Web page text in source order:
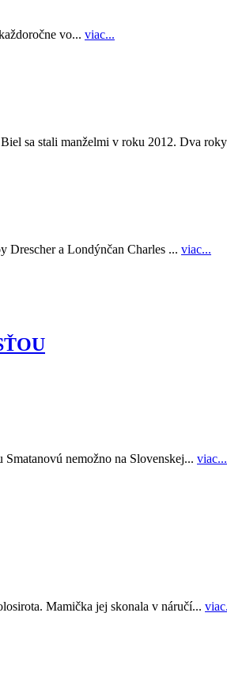
vo... viac...
sa stali manželmi v roku 2012. Dva
Drescher a Londýnčan Charles ... viac...
nemožno na Slovenskej... viac...
Mamička jej skonala v náručí...